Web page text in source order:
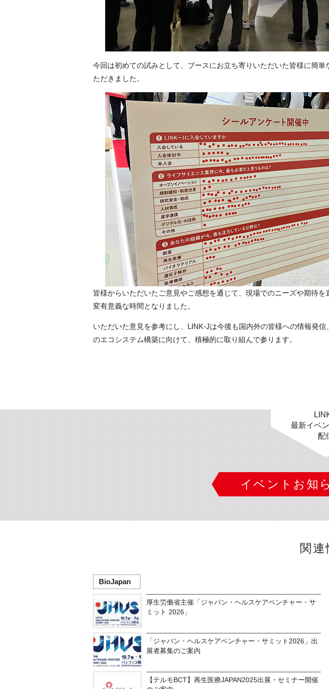
今回は初めての試みとして、ブースにお立ち寄りいただいた皆様に簡単
ただきました。
皆様からいただいたご意見やご感想を通じて、現場でのニーズや期待を
変有意義な時間となりました。
いただいた意見を参考にし、LINK-Jは今後も国内外の皆様への情報発
のエコシステム構築に向けて、積極的に取り組んで参ります。
最新イベ
配
イベントお知
関連
BioJapan
厚生労働省主催「ジャパン・ヘルスケアベンチャー・サ
ミット 2026」
「ジャパン・ヘルスケアベンチャー・サミット2026」出
展者募集のご案内
【テルモBCT】再生医療JAPAN2025出展・セミナー開催